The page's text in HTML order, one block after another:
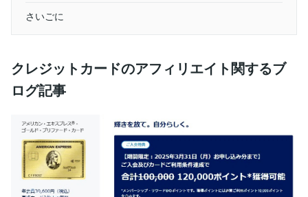
さいごに
クレジットカードのアフィリエイト関するブ
ログ記事